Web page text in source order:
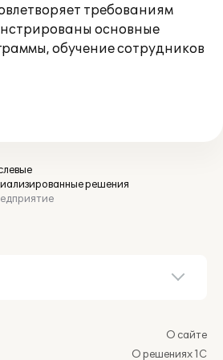
требованиям
основные
обучение сотрудников
решения
О сайте
О решениях 1С